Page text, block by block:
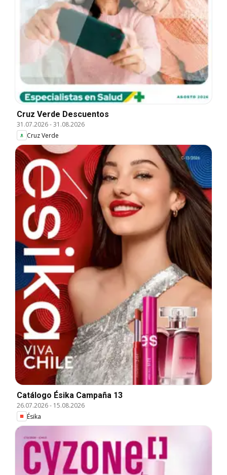
Cruz Verde Descuentos
31.07.2026-31.08.2026
Cruz Verde
Catálogo Ésika Campaña 13
26.07.2026- 15.08.2026
Ésika